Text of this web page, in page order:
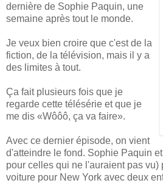
dernière de Sophie Paquin, une
semaine après tout le monde.
Je veux bien croire que c'est de la
fiction, de la télévision, mais il y a
des limites à tout.
Ça fait plusieurs fois que je
regarde cette télésérie et que je
me dis «Wôôô, ça va faire».
Avec ce dernier épisode, on vient
d'atteindre le fond. Sophie Paquin
pour celles qui ne l'auraient pas vu)
voiture pour New York avec deux